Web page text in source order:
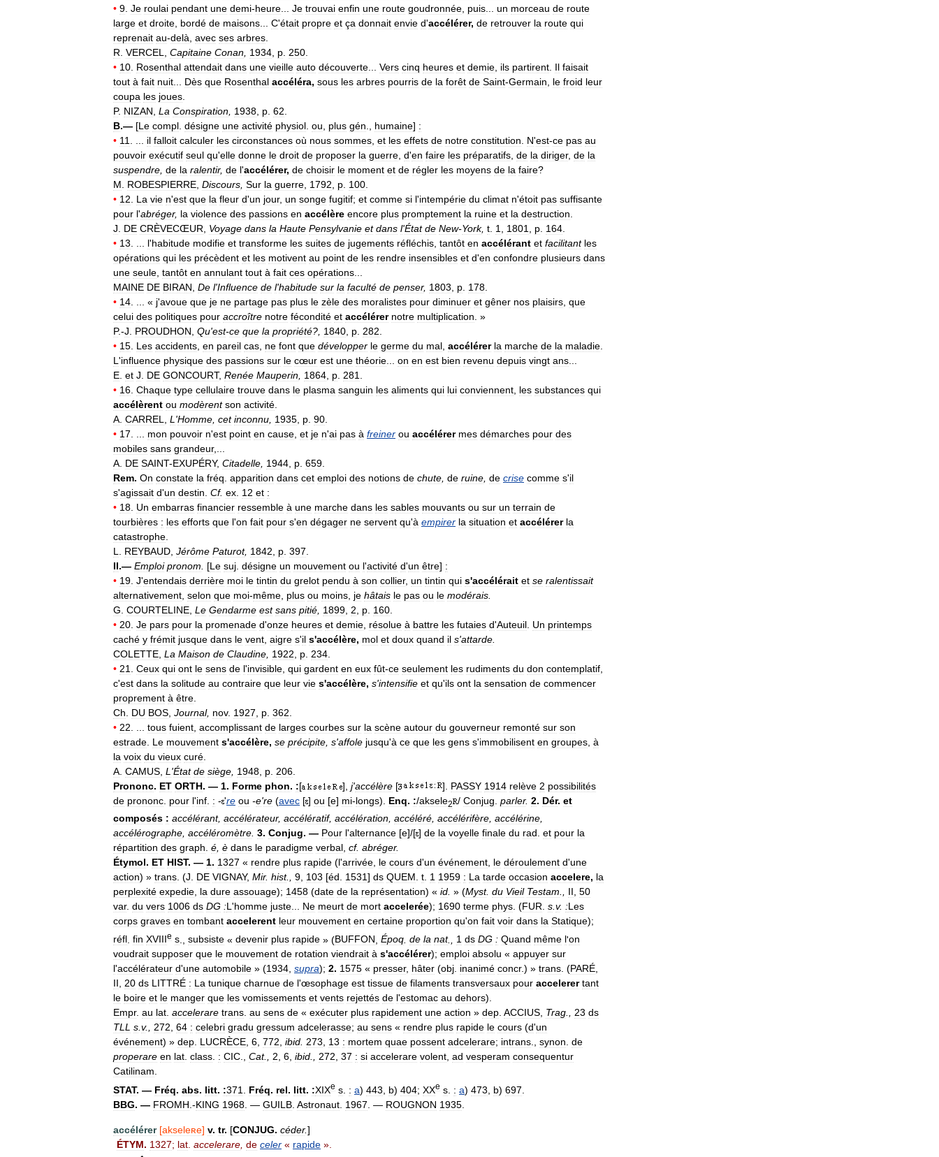
• 9 Je roulai pendant une demi-heure Je trouvai enfin une route goudronnée puis un morceau de route
large et droite bordé de maisons C'était propre et ça donnait envie d'accélérer, de retrouver la route qui
reprenait au-delà avec ses arbres
R VERCEL Capitaine Conan 1934 p 250
• 10 Rosenthal attendait dans une vieille auto découverte Vers cinq heures et demie ils partirent Il faisait
tout à fait nuit Dès que Rosenthal accéléra, sous les arbres pourris de la forêt de Saint-Germain le froid leur
coupa les joues
P. NIZAN La Conspiration 1938 p 62
B.— [Le compl désigne une activité physiol ou plus gén humaine] :
• 11 il falloit calculer les circonstances où nous sommes et les effets de notre constitution N'est-ce pas au
pouvoir exécutif seul qu'elle donne le droit de proposer la guerre d'en faire les préparatifs de la diriger, de la
suspendre de la ralentir, de l'accélérer, de choisir le moment et de régler les moyens de la faire?
M
ROBESPIERRE Discours Sur la guerre 1792 p 100
• 12 La vie n'est que la fleur d'un jour, un songe fugitif; et comme si l'intempérie du climat n'étoit pas suffisante
pour l'abréger, la violence des passions en accélère encore plus promptement la ruine et la destruction
J
DE CRÈVECŒUR Voyage dans la Haute Pensylvanie et dans l'État de New-York, t 1 1801 p 164
• 13 l'habitude modifie et transforme les suites de jugements réfléchis tantôt en accélérant et facilitant les
opérations qui les précèdent et les motivent au point de les rendre insensibles et d'en confondre plusieurs dans
une seule tantôt en annulant tout à fait ces opérations
MAINE DE BIRAN De l'Influence de l'habitude sur la faculté de penser, 1803 p 178
• 14 . ... « j'avoue que je ne partage pas plus le zèle des moralistes pour diminuer et gêner nos plaisirs que
celui des politiques pour accroître notre fécondité et accélérer notre multiplication . »
P.-J PROUDHON Qu'est-ce que la propriété?, 1840 p 282
• 15 Les accidents en pareil cas ne font que développer le germe du mal accélérer la marche de la maladie
L 'influence physique des passions sur le cœur est une théorie on en est bien revenu depuis vingt ans
E et J DE GONCOURT, Renée Mauperin 1864 p 281
• 16 Chaque type cellulaire trouve dans le plasma sanguin les aliments qui lui conviennent les substances qui
accélèrent ou modèrent son activité
A CARREL L 'Homme cet inconnu 1935 p 90
• 17 mon pouvoir n'est point en cause et je n'ai pas à freiner ou accélérer mes démarches pour des
mobiles sans grandeur,...
A DE SAINT-EXUPÉRY, Citadelle 1944 p 659
Rem. On constate la fréq apparition dans cet emploi des notions de chute de ruine de crise comme s'il
s'agissait d'un destin Cf. ex 12 et :
• 18 Un embarras financier ressemble à une marche dans les sables mouvants ou sur un terrain de
tourbières : les efforts que l'on fait pour s'en dégager ne servent qu'à empirer la situation et accélérer la
catastrophe
L
REYBAUD Jérôme Paturot, 1842 p 397
II.— Emploi pronom [Le suj désigne un mouvement ou l'activité d'un être] :
• 19 J'entendais derrière moi le tintin du grelot pendu à son collier, un tintin qui s'accélérait et se ralentissait
alternativement selon que moi-même plus ou moins je hâtais le pas ou le modérais
G COURTELINE Le Gendarme est sans pitié 1899 2 p 160
• 20 Je pars pour la promenade d'onze heures et demie résolue à battre les futaies d'Auteuil Un printemps
caché y frémit jusque dans le vent aigre s'il s'accélère, mol et doux quand il s'attarde
COLETTE La Maison de Claudine 1922 p 234
• 21 Ceux qui ont le sens de l'invisible qui gardent en eux fût-ce seulement les rudiments du don contemplatif
c'est dans la solitude au contraire que leur vie s'accélère, s'intensifie et qu'ils ont la sensation de commencer
proprement à être
Ch
DU BOS Journal, nov. 1927 p 362
• 22 tous fuient accomplissant de larges courbes sur la scène autour du gouverneur remonté sur son
estrade Le mouvement s'accélère, se précipite s'affole jusqu'à ce que les gens s'immobilisent en groupes à
la voix du vieux curé
A CAMUS L 'État de siège 1948 p 206
Prononc. ET ORTH. — 1. Forme phon. :[ ], j'accélère [ ]. PASSY 1914 relève 2 possibilités
de prononc pour l'inf : - 're ou -e're (avec [ ] ou [e] mi-longs). Enq. :/aksele2 / Conjug parler. 2. Dér. et
composés : accélérant, accélérateur, accélératif, accélération accéléré accélérifère accélérine
accélérographe accéléromètre 3. Conjug. — Pour l'alternance [e]/[ ] de la voyelle finale du rad et pour la
répartition des graph é è dans le paradigme verbal cf. abréger.
Étymol. ET HIST. — 1. 1327 « rendre plus rapide (l'arrivée le cours d'un événement le déroulement d'une
action) » trans . (J DE VIGNAY, Mir. hist., 9 103 [éd 1531] ds QUEM t 1 1959 : La tarde occasion accelere, la
perplexité expedie la dure assouage); 1458 (date de la représentation) « id » (Myst. du Vieil Testam II 50
var. du vers 1006 ds DG :L 'homme juste Ne meurt de mort accelerée); 1690 terme phys . (FUR s v. :Les
corps graves en tombant accelerent leur mouvement en certaine proportion qu'on fait voir dans la Statique);
réfl fin XVIIIe s subsiste « devenir plus rapide » (BUFFON Époq de la nat., 1 ds DG : Quand même l'on
voudrait supposer que le mouvement de rotation viendrait à s'accélérer); emploi absolu « appuyer sur
l'accélérateur d'une automobile » (1934, supra); 2. 1575 « presser, hâter (obj. inanimé concr.) » trans. (PARÉ,
II, 20 ds LITTRÉ : La tunique charnue de l'œsophage est tissue de filaments transversaux pour accelerer tant
le boire et le manger que les vomissements et vents rejettés de l'estomac au dehors).
Empr. au lat. accelerare trans. au sens de « exécuter plus rapidement une action » dep. ACCIUS, Trag., 23 ds
TLL s.v., 272, 64 : celebri gradu gressum adcelerasse; au sens « rendre plus rapide le cours (d'un
événement) » dep. LUCRÈCE, 6, 772, ibid. 273, 13 : mortem quae possent adcelerare; intrans., synon. de
properare en lat. class. : CIC., Cat., 2, 6, ibid., 272, 37 : si accelerare volent, ad vesperam consequentur
Catilinam.
STAT. — Fréq. abs. litt. :371 Fréq. rel. litt. :XIXe s : a) 443 b) 404; XXe s : a) 473 b) 697
BBG. — FROMH .-KING 1968 . — GUILB Astronaut 1967 . — ROUGNON 1935
accélérer [akseleʀe] v. tr. [CONJUG. céder.]
ÉTYM. 1327; lat accelerare de celer « rapide ».